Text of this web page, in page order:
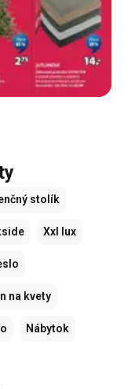
stolík
Xxl lux
na kvety
Nábytok